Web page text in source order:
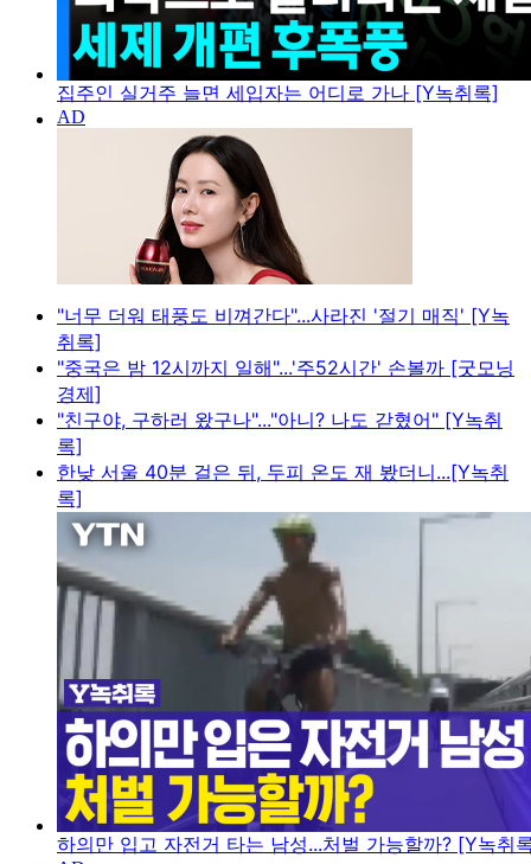
집주인 실거주 늘면 세입자는 어디로 가나 [Y녹취록]
"너무 더워 태풍도 비껴간다"...사라진 '절기 매직' [Y녹
취록]
"중국은 밤 12시까지 일해"...'주52시간' 손볼까 [굿모닝
경제]
"친구야, 구하러 왔구나"..."아니? 나도 갇혔어" [Y녹취
록]
한낮 서울 40분 걸은 뒤, 두피 온도 재 봤더니...[Y녹취
록]
하의만 입고 자전거 타는 남성...처벌 가능할까? [Y녹취